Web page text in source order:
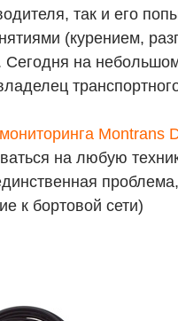
так и его
(курением,
Сегодня на
Montrans
на любую
к бортовой сети)